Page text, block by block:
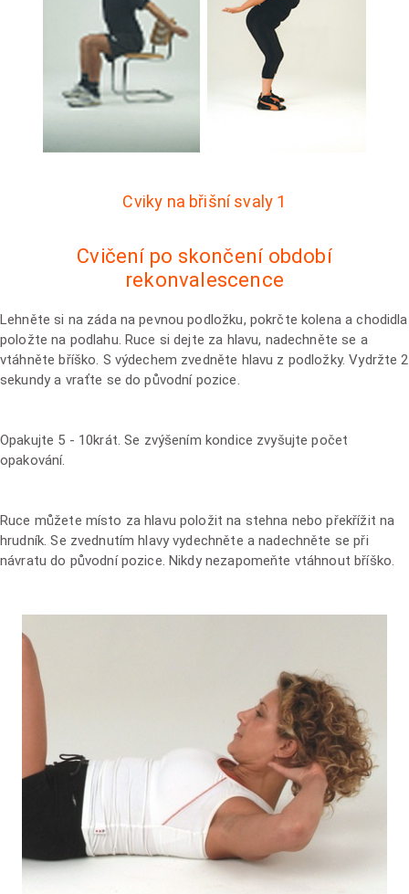
Cvičení po skončení období
rekonvalescence
Cviky na břišní svaly 1
Lehněte si na záda na pevnou podložku, pokrčte kolena a chodidla
položte na podlahu. Ruce si dejte za hlavu, nadechněte se a
vtáhněte bříško. S výdechem zvedněte hlavu z podložky. Vydržte 2
sekundy a vraťte se do původní pozice.
Opakujte 5 - 10krát. Se zvýšením kondice zvyšujte počet
opakování.
Ruce můžete místo za hlavu položit na stehna nebo překřížit na
hrudník. Se zvednutím hlavy vydechněte a nadechněte se při
návratu do původní pozice. Nikdy nezapomeňte vtáhnout bříško.